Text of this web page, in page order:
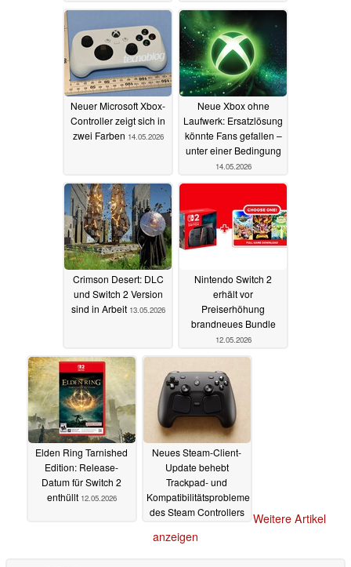
Neuer Microsoft Xbox-
Controller zeigt sich in
zwei Farben 14.05.2026
Neue Xbox ohne
Laufwerk: Ersatzlösung
könnte Fans gefallen –
unter einer Bedingung
14.05.2026
Crimson Desert: DLC
und Switch 2 Version
sind in Arbeit 13.05.2026
Nintendo Switch 2
erhält vor
Preiserhöhung
brandneues Bundle
12.05.2026
Elden Ring Tarnished
Edition: Release-
Datum für Switch 2
enthüllt 12.05.2026
Neues Steam-Client-
Update behebt
Trackpad- und
Kompatibilitätsprobleme
des Steam Controllers
Weitere Artikel
anzeigen